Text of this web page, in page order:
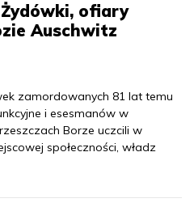
ofiary
Auschwitz
zamordowanych 81 lat temu
i esesmanów w
Borze uczcili w
społeczności, władz